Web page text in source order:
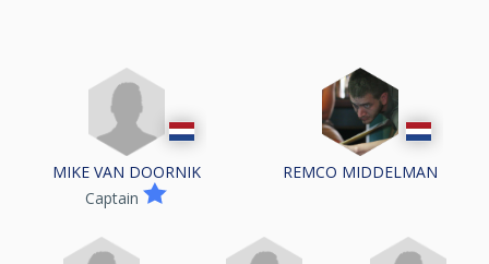
MIKE VAN DOORNIK
Captain
REMCO MIDDELMAN